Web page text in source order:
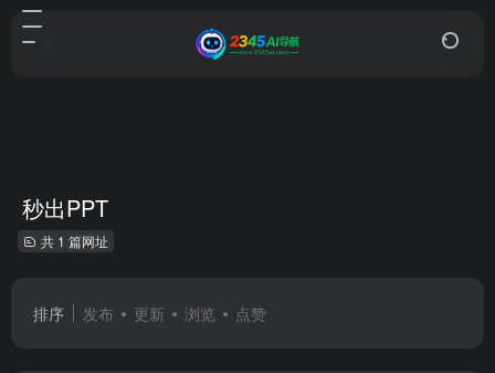
秒出PPT
共 1 篇网址
排序 发布 更新 浏览 点赞